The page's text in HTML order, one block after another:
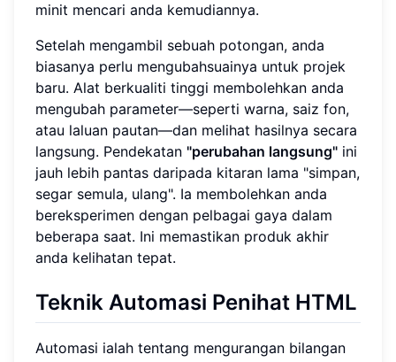
minit mencari anda kemudiannya.
Setelah mengambil sebuah potongan, anda
biasanya perlu mengubahsuainya untuk projek
baru. Alat berkualiti tinggi membolehkan anda
mengubah parameter—seperti warna, saiz fon,
atau laluan pautan—dan melihat hasilnya secara
langsung. Pendekatan "perubahan langsung" ini
jauh lebih pantas daripada kitaran lama "simpan,
segar semula, ulang". Ia membolehkan anda
bereksperimen dengan pelbagai gaya dalam
beberapa saat. Ini memastikan produk akhir
anda kelihatan tepat.
Teknik Automasi Penihat HTML
Automasi ialah tentang mengurangan bilangan